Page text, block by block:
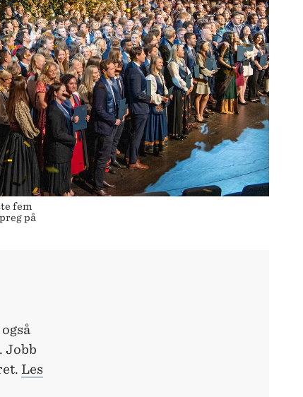
fem
på
Jobb
Les